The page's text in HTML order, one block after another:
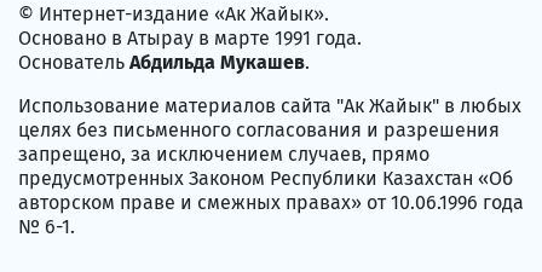
© Интернет-издание «Ак Жайык».
Основано в Атырау в марте 1991 года.
Основатель Абдильда Мукашев.
Использование материалов сайта "Ак Жайык" в любых
целях без письменного согласования и разрешения
запрещено, за исключением случаев, прямо
предусмотренных Законом Республики Казахстан «Об
авторском праве и смежных правах» от 10.06.1996 года
№ 6-1.